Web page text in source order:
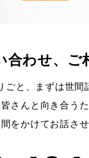
合わせ、ご
と、まずは世間
さんと向き合うた
をかけてお話させ